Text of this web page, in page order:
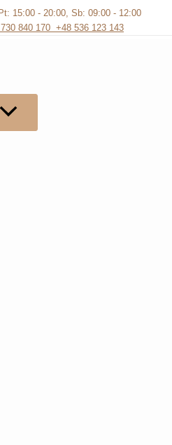
15:00 - 20:00, Sb: 09:00 - 12:00
840 170 +48 536 123 143